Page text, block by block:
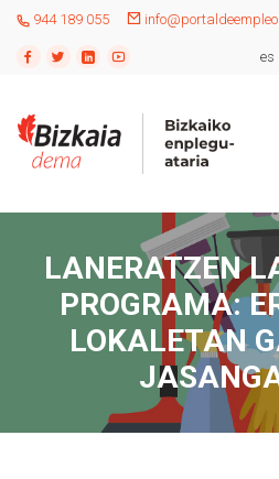
944 189 055
es
LANERATZEN
PROGRAMA:
LOKALETAN